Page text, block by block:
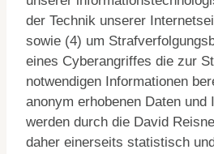
der Technik unserer
sowie (4) um
eines Cyberangriffes die zur
notwendigen Informationen
anonym erhobenen Daten und
werden durch die David
daher einerseits statistisch